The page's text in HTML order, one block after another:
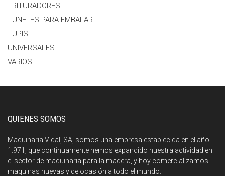
TRITURADORES
TUNELES PARA EMBALAR
TUPIS
UNIVERSALES
VARIOS
QUIENES SOMOS
Maquinaria Vidal, SA, somos una empresa establecida en el año
1.971, que continuamente hemos expandido nuestra actividad en
el sector de maquinaria para la madera, y hoy comercializamos
maquinas nuevas y de ocasión a todo el mundo.